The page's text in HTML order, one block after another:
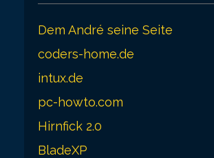
Dem André seine Seite
coders-home.de
intux.de
pc-howto.com
Hirnfick 2.0
BladeXP